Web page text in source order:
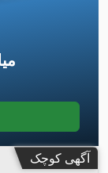
آگهی کوچک